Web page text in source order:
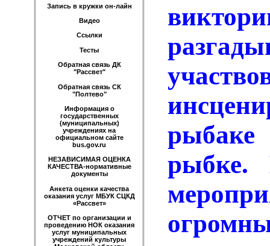
Запись в кружки он-лайн
Видео
Ссылки
Тесты
Обратная связь ДК
"Рассвет"
Обратная связь СК
"Полтево"
Информация о
государственных
(муниципальных)
учреждениях на
официальном сайте
bus.gov.ru
НЕЗАВИСИМАЯ ОЦЕНКА
КАЧЕСТВА-нормативные
документы
Анкета оценки качества
оказания услуг МБУК СЦКД
«Рассвет»
ОТЧЕТ по организации и
проведению НОК оказания
услуг муниципальных
учреждений культуры
рыбке.